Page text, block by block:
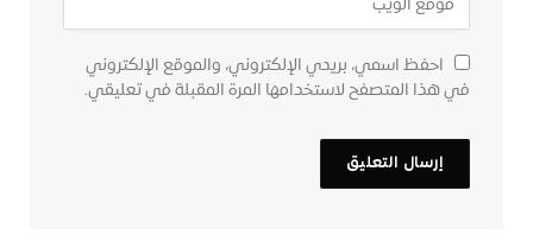
احفظ اسمي، بريدي الإلكتروني، والموقع الإلكتروني
في هذا المتصفح لاستخدامها المرة المقبلة في تعليقي.